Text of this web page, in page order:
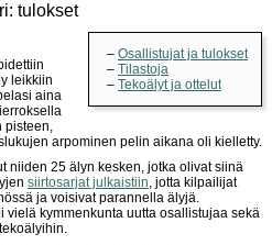
tulokset
Osallistujat ja tulokset
Tilastoja
Tekoälyt ja ottelut
leikkiin
aina
pisteen,
arpominen pelin aikana oli kielletty.
niiden 25 älyn kesken, jotka olivat siinä
siirtosarjat julkaistiin, jotta kilpailijat
ja voisivat parannella älyjä.
kymmenkunta uutta osallistujaa sekä